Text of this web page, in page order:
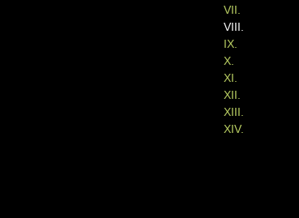
VII.
VIII.
IX.
X.
XI.
XII.
XIII.
XIV.